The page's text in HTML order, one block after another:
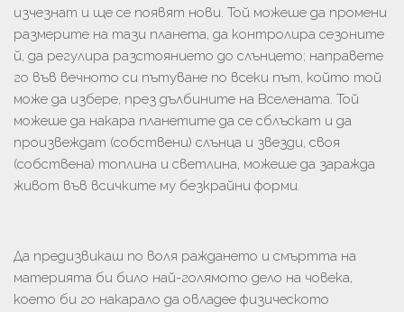
изчезнат и ще се появят нови. Той можеше да промени
размерите на тази планета, да контролира сезоните
й, да регулира разстоянието до слънцето; направете
го във вечното си пътуване по всеки път, който той
може да избере, през дълбините на Вселената. Той
можеше да накара планетите да се сблъскат и да
произвеждат (собствени) слънца и звезди, своя
(собствена) топлина и светлина, можеше да заражда
живот във всичките му безкрайни форми.
Да предизвикаш по воля раждането и смъртта на
материята би било най-голямото дело на човека,
което би го накарало да овладее физическото